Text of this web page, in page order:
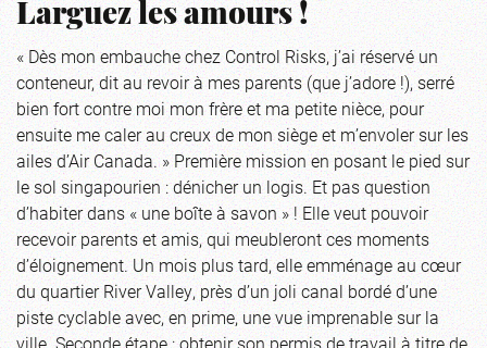
Larguez les amours !
« Dès mon embauche chez Control Risks, j’ai réservé un
conteneur, dit au revoir à mes parents (que j’adore !), serré
bien fort contre moi mon frère et ma petite nièce, pour
ensuite me caler au creux de mon siège et m’envoler sur les
ailes d’Air Canada. » Première mission en posant le pied sur
le sol singapourien : dénicher un logis. Et pas question
d’habiter dans « une boîte à savon » ! Elle veut pouvoir
recevoir parents et amis, qui meubleront ces moments
d’éloignement. Un mois plus tard, elle emménage au cœur
du quartier River Valley, près d’un joli canal bordé d’une
piste cyclable avec, en prime, une vue imprenable sur la